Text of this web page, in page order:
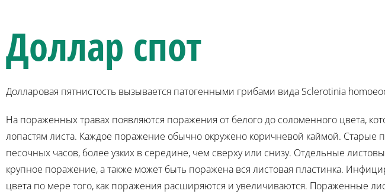
Доллар спот
Долларовая пятнистость вызывается патогенными грибами вида Sclerotinia
На пораженных травах появляются поражения от белого до соломенного цвета,
лопастям листа. Каждое поражение обычно окружено коричневой каймой.
песочных часов, более узких в середине, чем сверху или снизу. Отдельные
крупное поражение, а также может быть поражена вся листовая пластинка.
цвета по мере того, как поражения расширяются и увеличиваются. Пораженные